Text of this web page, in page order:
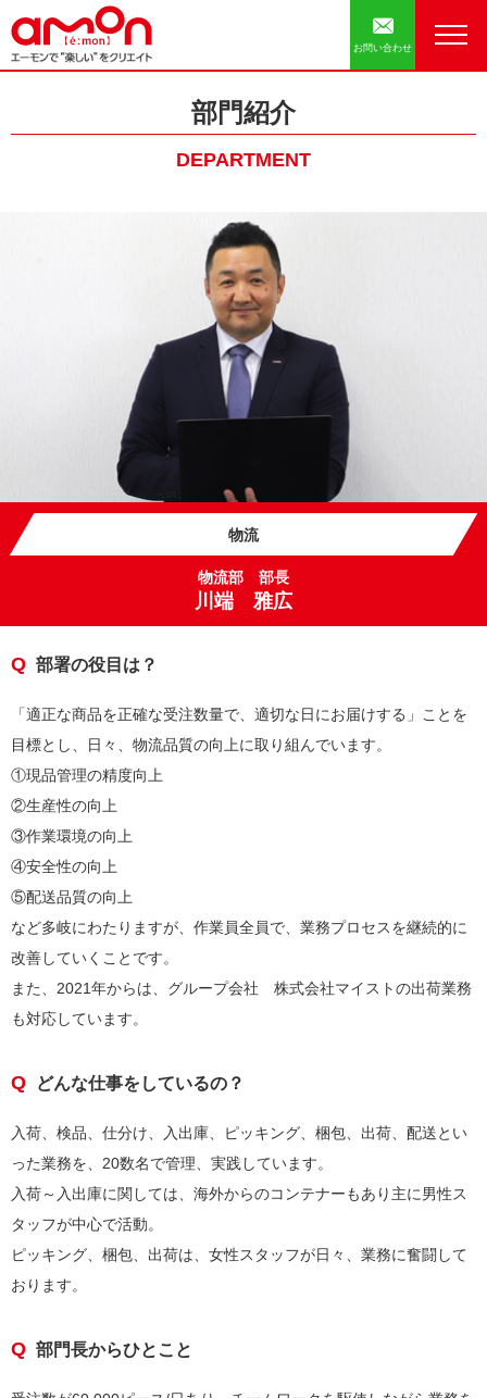
お問い合わせ
部門紹介
DEPARTMENT
物流
物流部 部長
川端 雅広
部署の役目は？
「適正な商品を正確な受注数量で、適切な日にお届けする」ことを
目標とし、日々、物流品質の向上に取り組んでいます。
①現品管理の精度向上
②生産性の向上
③作業環境の向上
④安全性の向上
⑤配送品質の向上
など多岐にわたりますが、作業員全員で、業務プロセスを継続的に
改善していくことです。
また、2021年からは、グループ会社 株式会社マイストの出荷業務
も対応しています。
どんな仕事をしているの？
入荷、検品、仕分け、入出庫、ピッキング、梱包、出荷、配送とい
った業務を、20数名で管理、実践しています。
入荷～入出庫に関しては、海外からのコンテナーもあり主に男性ス
タッフが中心で活動。
ピッキング、梱包、出荷は、女性スタッフが日々、業務に奮闘して
おります。
部門長からひとこと